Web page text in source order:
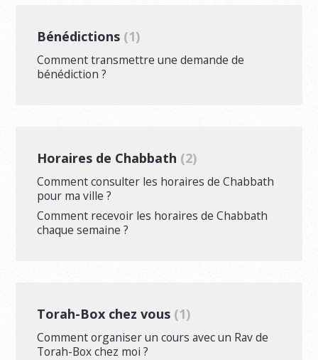
Bénédictions 1
Comment transmettre une demande de
bénédiction ?
Horaires de Chabbath 2
Comment consulter les horaires de Chabbath
pour ma ville ?
Comment recevoir les horaires de Chabbath
chaque semaine ?
Torah-Box chez vous 1
Comment organiser un cours avec un Rav de
Torah-Box chez moi ?